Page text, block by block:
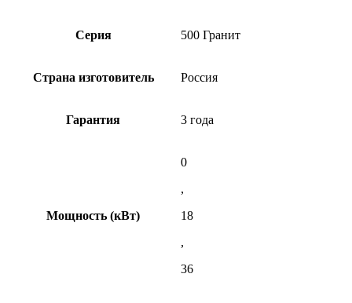
Серия 500 Гранит
Страна изготовитель Россия
Гарантия 3 года
Мощность (кВт)
0
,
18
,
36